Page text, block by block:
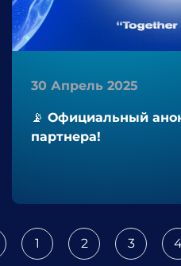
30 Апрель 2025
📡 Официальный
партнера!
1 2 3